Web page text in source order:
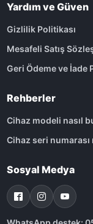
Yardım ve Güven
Gizlilik Politikası
Mesafeli Satış
Geri Ödeme ve İade
Rehberler
Cihaz modeli nasıl
Cihaz seri numarası
Sosyal Medya